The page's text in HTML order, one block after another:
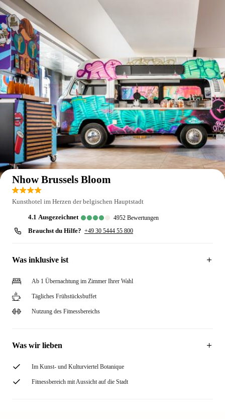
Auf der Karte anzeigen
Nhow Brussels Bloom
Kunsthotel im Herzen der belgischen Hauptstadt
4.1 ausgezeichnet 4952 Bewertungen
Brauchst du Hilfe? +49 30 5444 55 800
Was inklusive ist
Ab 1 Übernachtung im Zimmer Ihrer Wahl
Tägliches Frühstücksbuffet
Nutzung des Fitnessbereichs
Was wir lieben
Im Kunst- und Kulturviertel Botanique
Fitnessbereich mit Aussicht auf die Stadt